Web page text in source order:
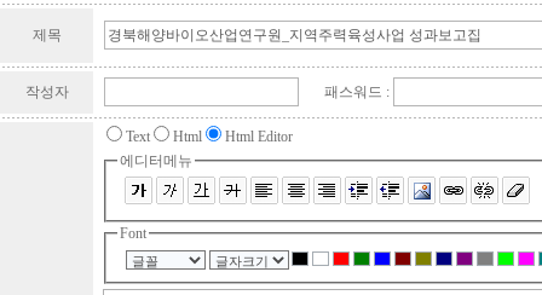
제목
작성자 패스워드 :
Text Html
Html Editor
에디터메뉴
Font